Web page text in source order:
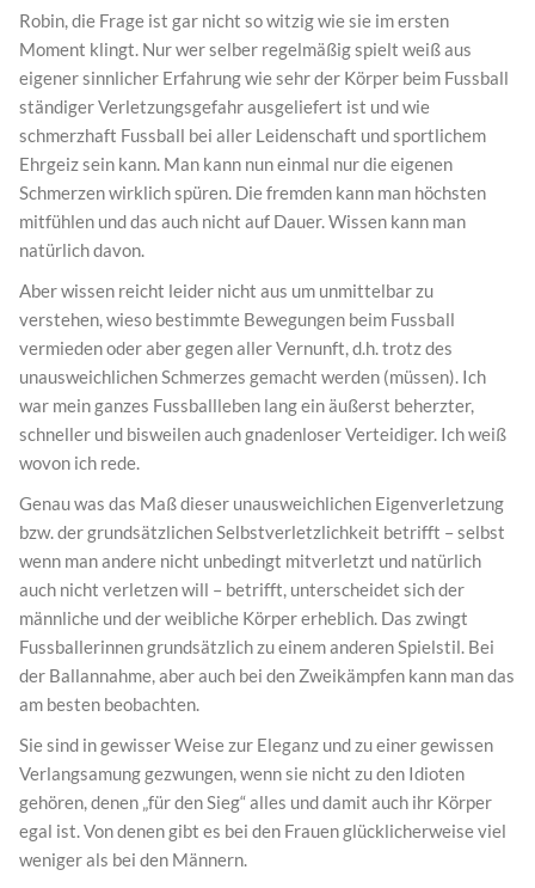
Robin, die Frage ist gar nicht so witzig wie sie im ersten
Moment klingt. Nur wer selber regelmäßig spielt weiß aus
eigener sinnlicher Erfahrung wie sehr der Körper beim Fussball
ständiger Verletzungsgefahr ausgeliefert ist und wie
schmerzhaft Fussball bei aller Leidenschaft und sportlichem
Ehrgeiz sein kann. Man kann nun einmal nur die eigenen
Schmerzen wirklich spüren. Die fremden kann man höchsten
mitfühlen und das auch nicht auf Dauer. Wissen kann man
natürlich davon.
Aber wissen reicht leider nicht aus um unmittelbar zu
verstehen, wieso bestimmte Bewegungen beim Fussball
vermieden oder aber gegen aller Vernunft, d.h. trotz des
unausweichlichen Schmerzes gemacht werden (müssen). Ich
war mein ganzes Fussballleben lang ein äußerst beherzter,
schneller und bisweilen auch gnadenloser Verteidiger. Ich weiß
wovon ich rede.
Genau was das Maß dieser unausweichlichen Eigenverletzung
bzw. der grundsätzlichen Selbstverletzlichkeit betrifft – selbst
wenn man andere nicht unbedingt mitverletzt und natürlich
auch nicht verletzen will – betrifft, unterscheidet sich der
männliche und der weibliche Körper erheblich. Das zwingt
Fussballerinnen grundsätzlich zu einem anderen Spielstil. Bei
der Ballannahme, aber auch bei den Zweikämpfen kann man das
am besten beobachten.
Sie sind in gewisser Weise zur Eleganz und zu einer gewissen
Verlangsamung gezwungen, wenn sie nicht zu den Idioten
gehören, denen „für den Sieg“ alles und damit auch ihr Körper
egal ist. Von denen gibt es bei den Frauen glücklicherweise viel
weniger als bei den Männern.